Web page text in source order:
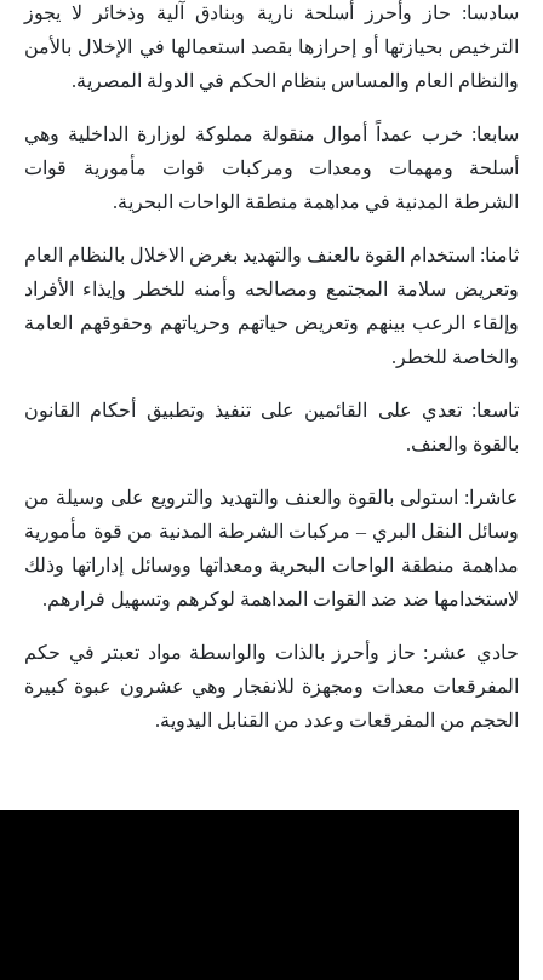
سادسا: حاز وأحرز أسلحة نارية وبنادق آلية وذخائر لا يجوز
الترخيص بحيازتها أو إحرازها بقصد استعمالها في الإخلال بالأمن
والنظام العام والمساس بنظام الحكم في الدولة المصرية.
سابعا: خرب عمداً أموال منقولة مملوكة لوزارة الداخلية وهي
أسلحة ومهمات ومعدات ومركبات قوات مأمورية قوات
الشرطة المدنية في مداهمة منطقة الواحات البحرية.
ثامنا: استخدام القوة ىالعنف والتهديد بغرض الاخلال بالنظام العام
وتعريض سلامة المجتمع ومصالحه وأمنه للخطر وإيذاء الأفراد
وإلقاء الرعب بينهم وتعريض حياتهم وحرياتهم وحقوقهم العامة
والخاصة للخطر.
تاسعا: تعدي على القائمين على تنفيذ وتطبيق أحكام القانون
بالقوة والعنف.
عاشرا: استولى بالقوة والعنف والتهديد والترويع على وسيلة من
وسائل النقل البري – مركبات الشرطة المدنية من قوة مأمورية
مداهمة منطقة الواحات البحرية ومعداتها ووسائل إداراتها وذلك
لاستخدامها ضد ضد القوات المداهمة لوكرهم وتسهيل فرارهم.
حادي عشر: حاز وأحرز بالذات والواسطة مواد تعبتر في حكم
المفرقعات معدات ومجهزة للانفجار وهي عشرون عبوة كبيرة
الحجم من المفرقعات وعدد من القنابل اليدوية.